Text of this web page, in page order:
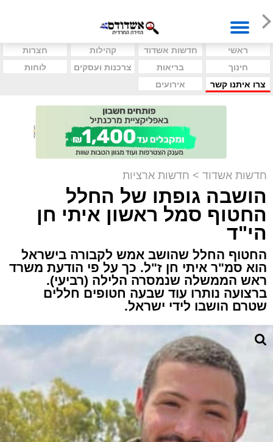
ראשי חדשות אשדוד קהילות
חצרות
חינוך
בריאות צרכנות ועסקים
לוחות
צרו איתנו קשר
אירועים
חדשות אשדוד > חדשות ארציות
הושבה גופתו של החלל
החטוף סמל ראשון איתי חן
הי"ד
החטוף החלל שהושב אמש לקבורה בישראל
הוא סמ"ר איתי חן ז"ל. כך על פי הודעת משרד
ראש הממשלה שנמסרה הלילה (רביעי).
ברצועה נותרו עוד שבעה חטופים חללים
שטרם הושבו לידי ישראל.